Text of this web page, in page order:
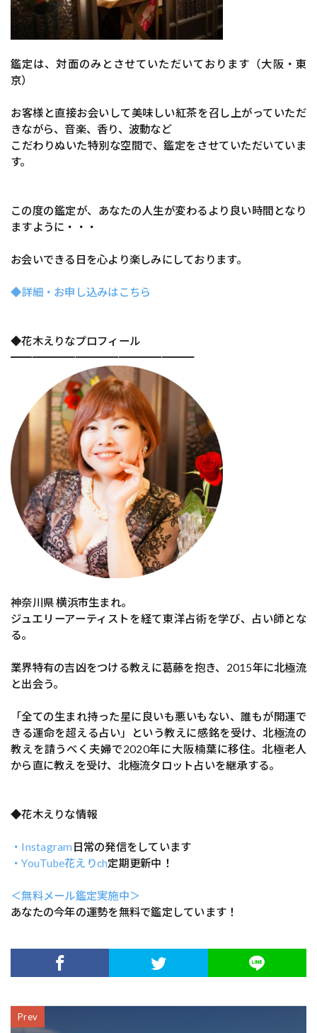
鑑定は、対面のみとさせていただいております（大阪・東
京）
お客様と直接お会いして美味しい紅茶を召し上がっていただ
きながら、音楽、香り、波動など
こだわりぬいた特別な空間で、鑑定をさせていただいていま
す。
この度の鑑定が、あなたの人生が変わるより良い時間となり
ますように・・・
お会いできる日を心より楽しみにしております。
◆詳細・お申し込みはこちら
◆花木えりなプロフィール
━━━━━━━━━━━━━━━━━
神奈川県 横浜市生まれ。
ジュエリーアーティストを経て東洋占術を学び、占い師とな
る。
業界特有の吉凶をつける教えに葛藤を抱き、2015年に北極流
と出会う。
「全ての生まれ持った星に良いも悪いもない、誰もが開運で
きる運命を超える占い」という教えに感銘を受け、北極流の
教えを請うべく夫婦で2020年に大阪楠葉に移住。北極老人
から直に教えを受け、北極流タロット占いを継承する。
◆花木えりな情報
・Instagram 日常の発信をしています
・YouTube花えりch定期更新中！
＜無料メール鑑定実施中＞
あなたの今年の運勢を無料で鑑定しています！
Prev